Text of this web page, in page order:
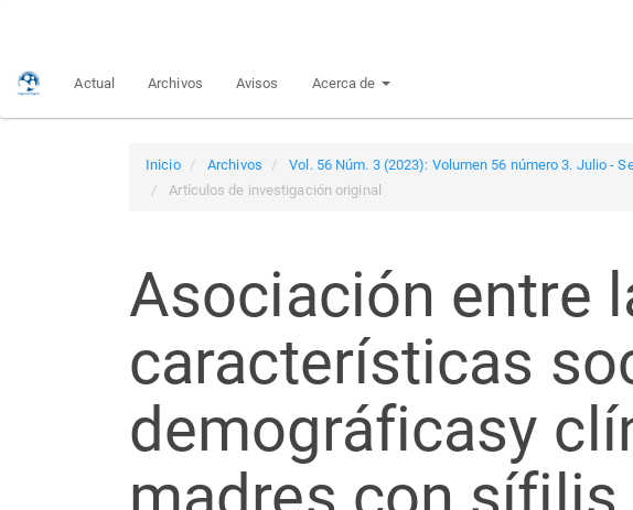
principalActual Archivos Avisos Acerca de
Inicio Archivos
Vol. 56 Núm. 3 (2023): Volumen 56 número 3. Julio -
Artículos de investigación original
Asociación entre
características
demográficasy